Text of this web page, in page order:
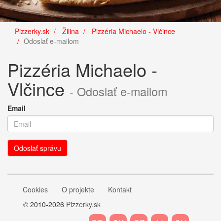
Pizzerky.sk Žilina
Pizzéria Michaelo - Vlčince
Odoslať e-mailom
Pizzéria Michaelo -
Vlčince - Odoslať e-mailom
Email
Cookies O projekte
Kontakt
© 2010-2026 Pizzerky.sk